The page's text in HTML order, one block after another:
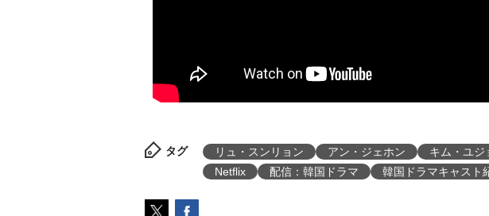
タグ リュ・スンリョン アン・ジェホン キム・ユジ
Netflix
配信：韓国ドラマ 韓国ドラマキャスト